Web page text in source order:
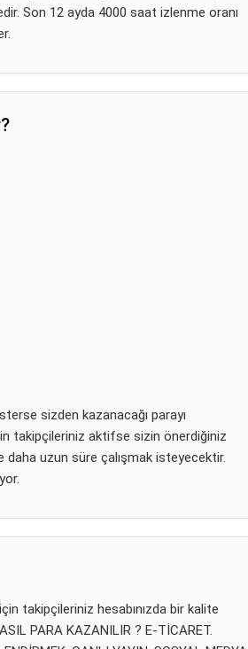
Son 12 ayda 4000 saat izlenme oranı
sizden kazanacağı parayı
takipçileriniz aktifse sizin önerdiğiniz
daha uzun süre çalışmak isteyecektir.
takipçileriniz hesabınızda bir kalite
PARA KAZANILIR ? E-TİCARET.